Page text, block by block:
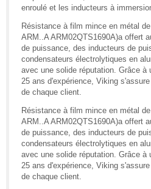
enroulé et les inducteurs à
Résistance à film mince en métal
ARM..A ARM02QTS1690A)a offert
de puissance, des inducteurs de
condensateurs électrolytiques en
avec une solide réputation. Grâce à
25 ans d'expérience, Viking
de chaque client.
Résistance à film mince en métal
ARM..A ARM02QTS1690A)a offert
de puissance, des inducteurs de
condensateurs électrolytiques en
avec une solide réputation. Grâce à
25 ans d'expérience, Viking
de chaque client.